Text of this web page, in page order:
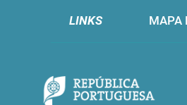
LINKS MAPA